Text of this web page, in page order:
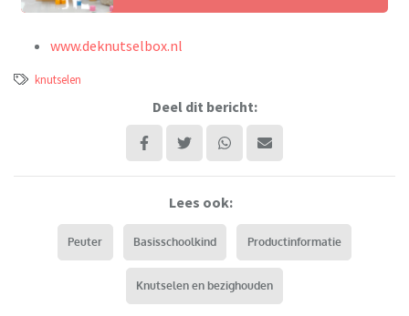
www.deknutselbox.nl
knutselen
Deel dit bericht:
Lees ook:
Peuter Basisschoolkind Productinformatie
Knutselen en bezighouden